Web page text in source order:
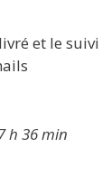
et le
h 36 min